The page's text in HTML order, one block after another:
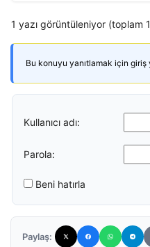
1 yazı görüntüleniyor (toplam
Bu konuyu yanıtlamak için giriş
Kullanıcı adı:
Parola:
Beni hatırla
Paylaş: